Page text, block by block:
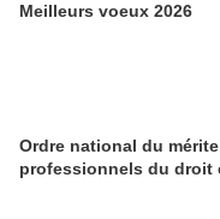
Meilleurs voeux 2026
Ordre national du
professionnels du droit